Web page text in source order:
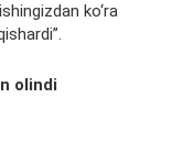
ko‘ra
olindi